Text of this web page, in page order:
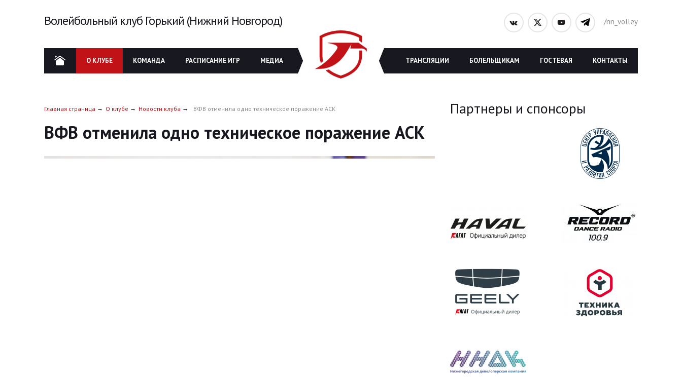
Волейбольный клуб Горький (Нижний Новгород) /nn_volley
О КЛУБЕ КОМАНДА РАСПИСАНИЕ ИГР МЕДИА КОНТАКТЫ
ГОСТЕВАЯ
БОЛЕЛЬЩИКАМ
ТРАНСЛЯЦИИ
Главная страница О клубе Новости клуба ВФВ отменила одно техническое поражение АСК
ВФВ отменила одно техническое поражение АСК
Партнеры и спонсоры